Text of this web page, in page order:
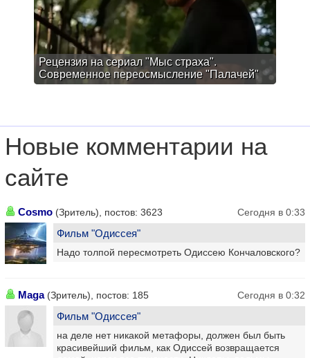
Рецензия на сериал "Мыс страха".
Современное переосмысление "Палачей"
Новые комментарии на
сайте
Cosmo (Зритель), постов: 3623 Сегодня в 0:33
Фильм "Одиссея"
Надо толпой пересмотреть Одиссею Кончаловского?
Maga(Зритель), постов: 185 Сегодня в 0:32
Фильм "Одиссея"
на деле нет никакой метафоры, должен был быть
красивейший фильм, как Одиссей возвращается